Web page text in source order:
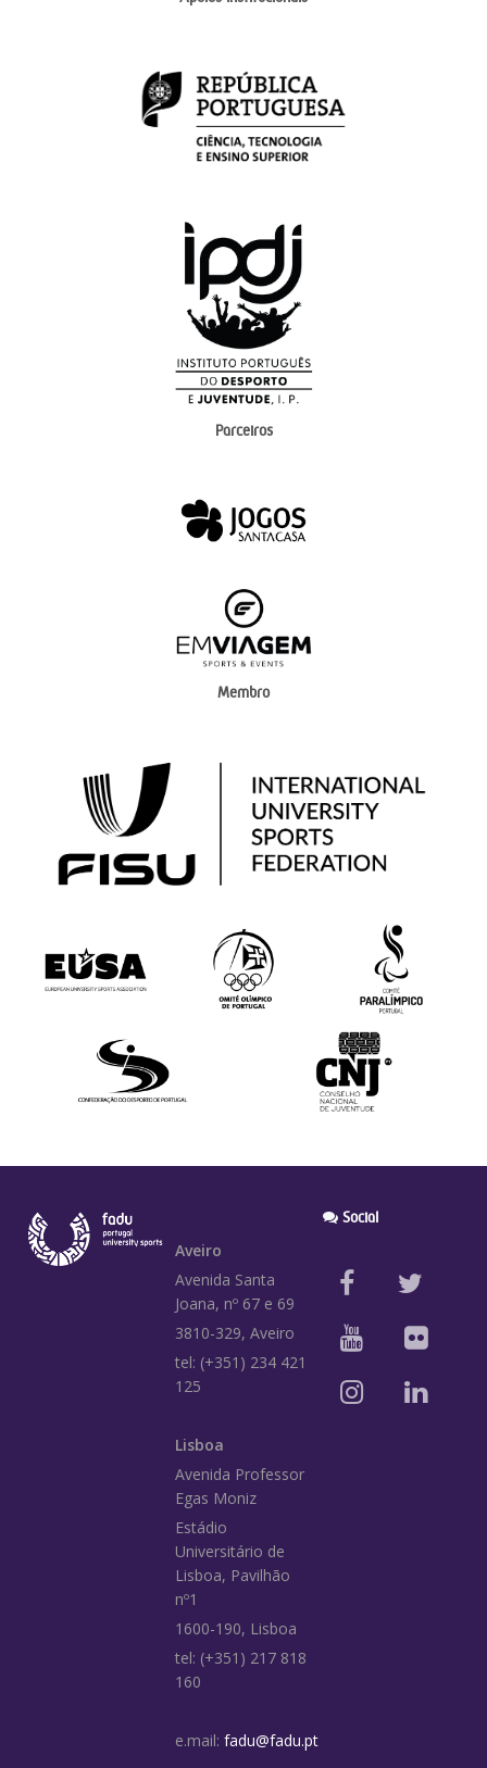
Parceiros
Membro
Aveiro
Avenida Santa
Joana, nº 67 e 69
3810-329, Aveiro
tel: (+351) 234 421
125
Lisboa
Avenida Professor
Egas Moniz
Estádio
Universitário de
Lisboa, Pavilhão
nº1
1600-190, Lisboa
tel: (+351) 217 818
160
e.mail: fadu@fadu.pt
Social